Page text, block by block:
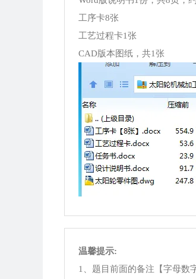
工序卡8张
工艺过程卡1张
CAD版本图纸，共1张
温馨提示:
1、题目前面的备注【字母数